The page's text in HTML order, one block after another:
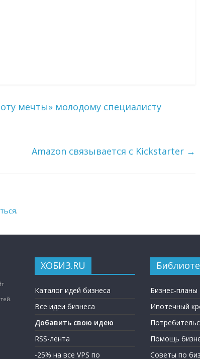
мечты» молодому специалисту
Amazon связывается с Kickstarter →
.
ХОБИЗ.RU
Каталог идей бизнеса
Все идеи бизнеса
Добавить свою идею
RSS-лента
-25% на все VPS по
Бизнес-планы
Ипотечный
Помощь
Советы по